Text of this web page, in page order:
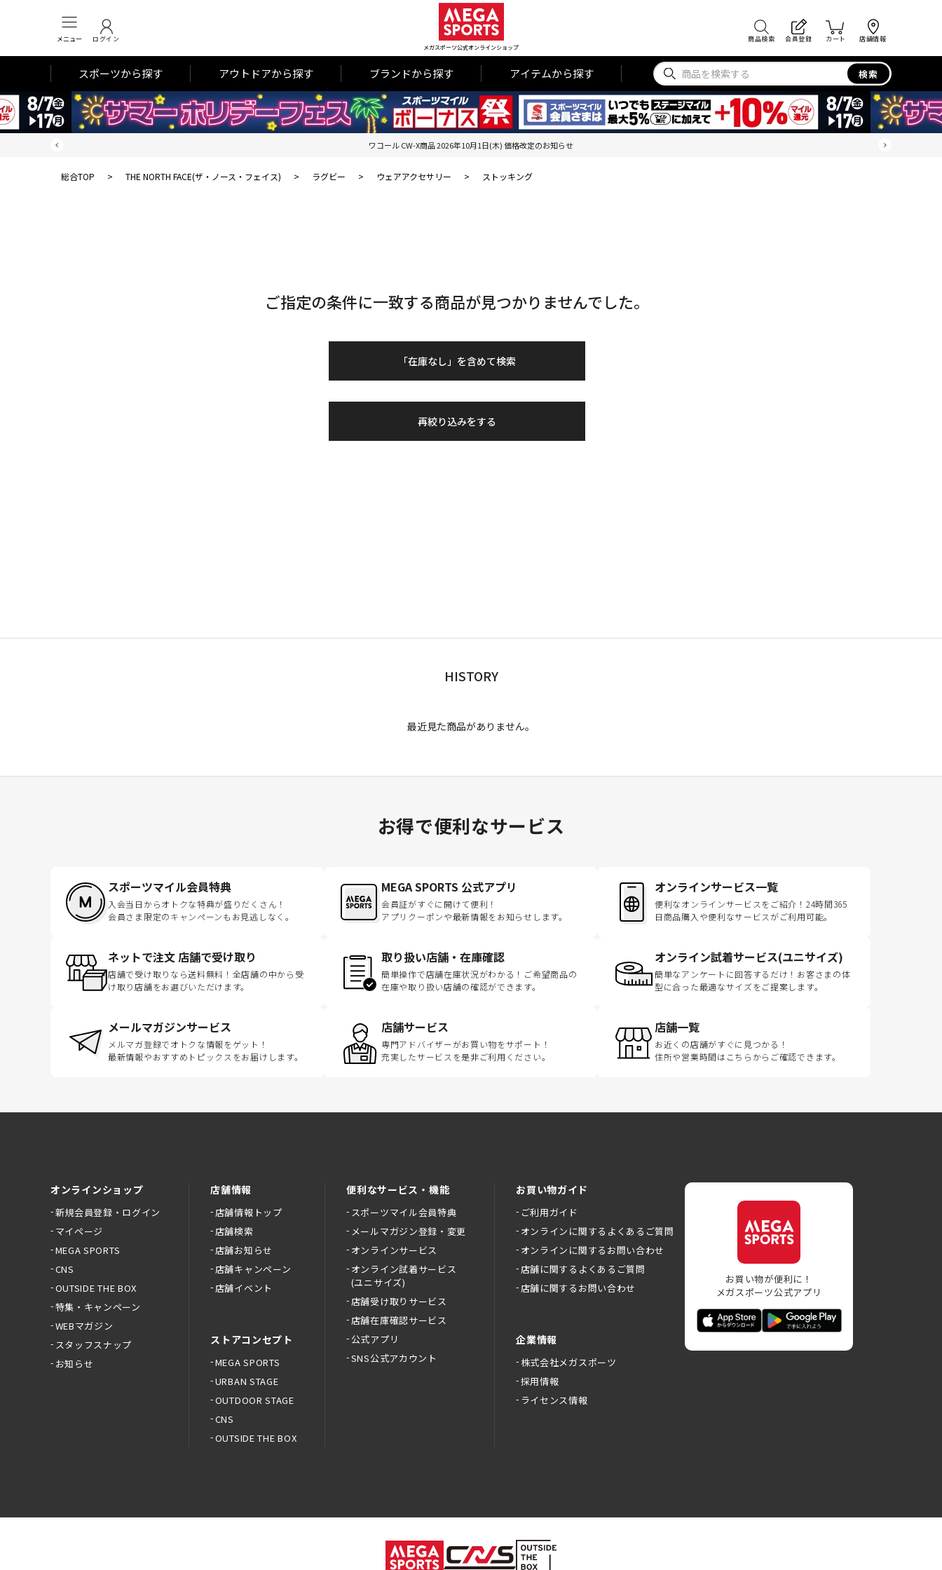
メニュー ログイン
メガスポーツ公式オンラインショップ
商品検索 会員登録 カート 店舗情報
スポーツから探す アウトドアから探す ブランドから探す アイテムから探す 検索
ワコール CW-X商品 2026年10月1日(木) 価格改定のお知らせ
総合TOP > THE NORTH FACE(ザ・ノース・フェイス) > ラグビー > ウェアアクセサリー > ストッキング
ご指定の条件に一致する商品が見つかりませんでした。
「在庫なし」を含めて検索
再絞り込みをする
HISTORY
最近見た商品がありません。
お得で便利なサービス
スポーツマイル会員特典
入会当日からオトクな特典が盛りだくさん！
会員さま限定のキャンペーンもお見逃しなく。
MEGA SPORTS 公式アプリ
会員証がすぐに開けて便利！
アプリクーポンや最新情報をお知らせします。
オンラインサービス一覧
便利なオンラインサービスをご紹介！24時間365
日商品購入や便利なサービスがご利用可能。
ネットで注文 店舗で受け取り
店舗で受け取りなら送料無料！全店舗の中から受
け取り店舗をお選びいただけます。
取り扱い店舗・在庫確認
簡単操作で店舗在庫状況がわかる！ご希望商品の
在庫や取り扱い店舗の確認ができます。
オンライン試着サービス(ユニサイズ)
簡単なアンケートに回答するだけ！お客さまの体
型に合った最適なサイズをご提案します。
メールマガジンサービス
メルマガ登録でオトクな情報をゲット！
最新情報やおすすめトピックスをお届けします。
店舗サービス
専門アドバイザーがお買い物をサポート！
充実したサービスを是非ご利用ください。
店舗一覧
お近くの店舗がすぐに見つかる！
住所や営業時間はこちらからご確認できます。
オンラインショップ
新規会員登録・ログイン
マイページ
MEGA SPORTS
CNS
OUTSIDE THE BOX
特集・キャンペーン
WEBマガジン
スタッフスナップ
お知らせ
店舗情報
店舗情報トップ
店舗検索
店舗お知らせ
店舗キャンペーン
店舗イベント
ストアコンセプト
MEGA SPORTS
URBAN STAGE
OUTDOOR STAGE
CNS
OUTSIDE THE BOX
便利なサービス・機能
スポーツマイル会員特典
メールマガジン登録・変更
オンラインサービス
オンライン試着サービス
(ユニサイズ)
店舗受け取りサービス
店舗在庫確認サービス
公式アプリ
SNS公式アカウント
お買い物ガイド
ご利用ガイド
オンラインに関するよくあるご質問
オンラインに関するお問い合わせ
店舗に関するよくあるご質問
店舗に関するお問い合わせ
企業情報
株式会社メガスポーツ
採用情報
ライセンス情報
お買い物が便利に！
メガスポーツ公式アプリ